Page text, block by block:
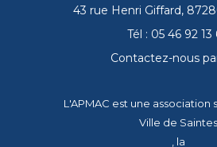
43 rue Henri Giffard,
Tél : 05 46 92 13
Contactez-nous
L'APMAC est une association
Ville de Saintes
, la